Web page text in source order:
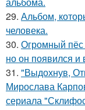
29. Альбом,
человека.
30. Огромный пёс
но он появился
31. "Выдохнув,
Мирослава
сериала